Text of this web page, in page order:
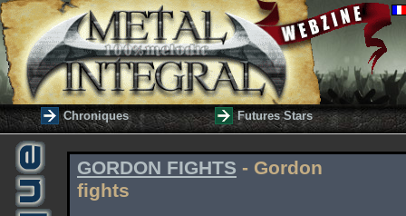
Chroniques Futures Stars
GORDON FIGHTS - Gordon
fights